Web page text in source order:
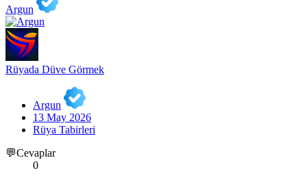
Argun
Rüyada Düve Görmek
Argun
13 May 2026
Rüya Tabirleri
💬Cevaplar
0